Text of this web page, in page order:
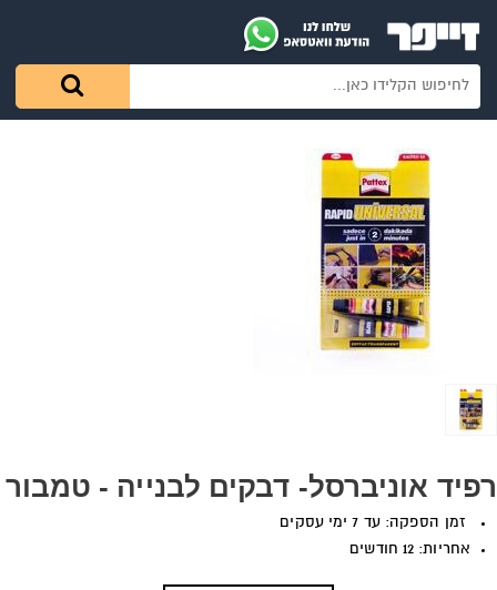
רפיד אוניברסל- דבקים לבנייה - טמבור
זמן הספקה: עד 7 ימי עסקים
אחריות: 12 חודשים